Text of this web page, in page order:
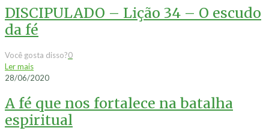
DISCIPULADO – Lição 34 – O escudo
da fé
Você gosta disso?0
Ler mais
28/06/2020
A fé que nos fortalece na batalha
espiritual